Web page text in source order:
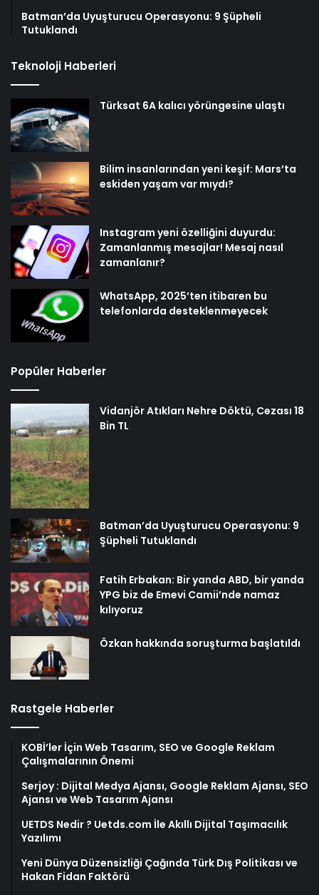
Batman’da Uyuşturucu Operasyonu: 9 Şüpheli
Tutuklandı
Teknoloji Haberleri
Türksat 6A kalıcı yörüngesine ulaştı
Bilim insanlarından yeni keşif: Mars’ta
eskiden yaşam var mıydı?
Instagram yeni özelliğini duyurdu:
Zamanlanmış mesajlar! Mesaj nasıl
zamanlanır?
WhatsApp, 2025’ten itibaren bu
telefonlarda desteklenmeyecek
Popüler Haberler
Vidanjör Atıkları Nehre Döktü, Cezası 18
Bin TL
Batman’da Uyuşturucu Operasyonu: 9
Şüpheli Tutuklandı
Fatih Erbakan: Bir yanda ABD, bir yanda
YPG biz de Emevi Camii’nde namaz
kılıyoruz
Özkan hakkında soruşturma başlatıldı
Rastgele Haberler
KOBİ’ler İçin Web Tasarım, SEO ve Google Reklam
Çalışmalarının Önemi
Serjoy : Dijital Medya Ajansı, Google Reklam Ajansı, SEO
Ajansı ve Web Tasarım Ajansı
UETDS Nedir ? Uetds.com İle Akıllı Dijital Taşımacılık
Yazılımı
Yeni Dünya Düzensizliği Çağında Türk Dış Politikası ve
Hakan Fidan Faktörü